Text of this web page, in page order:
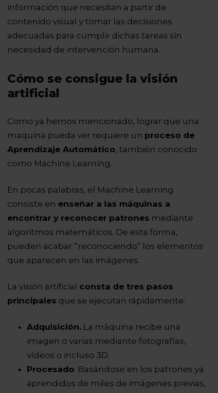
información que necesitan a partir de
contenido visual y tomar las decisiones
adecuadas para cumplir dichas tareas sin
necesidad de intervención humana.
Cómo se consigue la visión
artificial
Como ya hemos mencionado, lograr que una
maquina pueda ver requiere un proceso de
Aprendizaje Automático, también conocido
como Machine Learning.
En pocas palabras, el Machine Learning
consiste en enseñar a las máquinas a
encontrar y reconocer patrones mediante
algoritmos matemáticos. De esta forma,
pueden acabar “reconociendo” los elementos
que aparecen en las imágenes.
La visión artificial consta de tres pasos
principales que se ejecutan rápidamente:
Adquisición. La máquina recibe una
imagen o varias mediante fotografías,
vídeos o incluso 3D.
Procesado. Basándose en los patrones ya
aprendidos de miles de imágenes previas,